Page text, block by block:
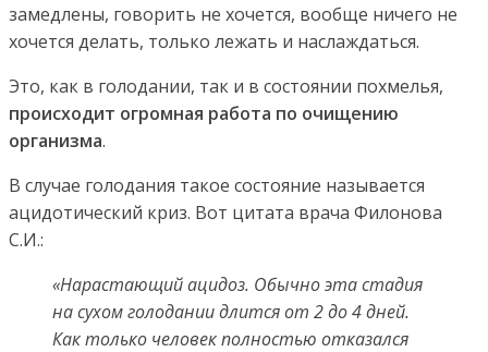
замедлены, говорить не хочется, вообще ничего не
хочется делать, только лежать и наслаждаться.
Это, как в голодании, так и в состоянии похмелья,
происходит огромная работа по очищению
организма.
В случае голодания такое состояние называется
ацидотический криз. Вот цитата врача Филонова
С.И.:
«Нарастающий ацидоз. Обычно эта стадия
на сухом голодании длится от 2 до 4 дней.
Как только человек полностью отказался